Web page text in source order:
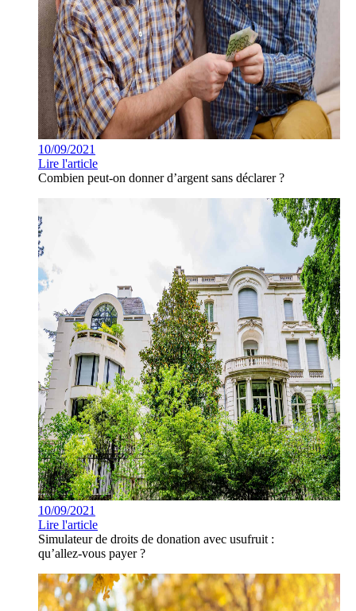
10/09/2021
Lire l'article
Combien peut-on donner d’argent sans déclarer ?
10/09/2021
Lire l'article
Simulateur de droits de donation avec usufruit :
qu’allez-vous payer ?